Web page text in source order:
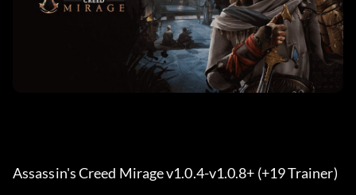
Assassin's Creed Mirage v1.0.4-v1.0.8+ (+19 Trainer)